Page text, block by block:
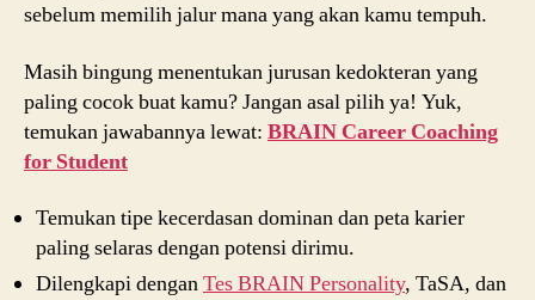
sebelum memilih jalur mana yang akan kamu tempuh.
Masih bingung menentukan jurusan kedokteran yang
paling cocok buat kamu? Jangan asal pilih ya! Yuk,
temukan jawabannya lewat: BRAIN Career Coaching
for Student
Temukan tipe kecerdasan dominan dan peta karier
paling selaras dengan potensi dirimu.
Dilengkapi denganTes BRAIN Personality, TaSA, dan